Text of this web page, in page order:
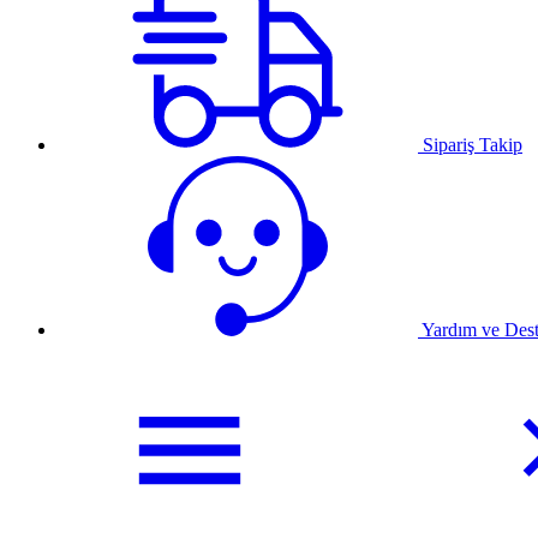
Sipariş Takip
Yardım ve